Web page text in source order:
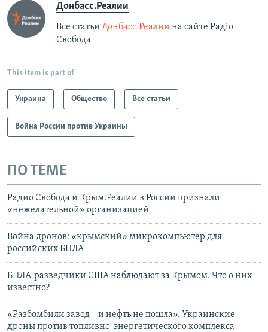
Донбасс.Реалии
Все статьи Донбасс.Реалии на сайте Радіо
Свобода
This item is part of
Украина Общество Все статьи
Война России против Украины
ПО ТЕМЕ
Радио Свобода и Крым.Реалии в России признали
«нежелательной» организацией
Война дронов: «крымский» микрокомпьютер для
российских БПЛА
БПЛА-разведчики США наблюдают за Крымом. Что о них
известно?
«Разбомбили завод – и нефть не пошла». Украинские
дроны против топливно-энергетического комплекса